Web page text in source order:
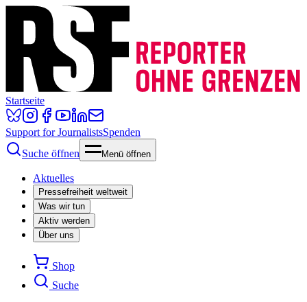
Startseite
Support for JournalistsSpenden
Suche öffnen
Menü öffnen
Aktuelles
Pressefreiheit weltweit
Was wir tun
Aktiv werden
Über uns
Shop
Suche